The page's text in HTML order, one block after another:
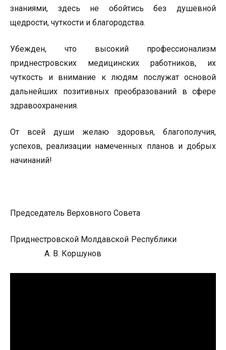
знаниями, здесь не обойтись без душевной
щедрости, чуткости и благородства.
Убежден, что высокий профессионализм
приднестровских медицинских работников, их
чуткость и внимание к людям послужат основой
дальнейших позитивных преобразований в сфере
здравоохранения.
От всей души желаю здоровья, благополучия,
успехов, реализации намеченных планов и добрых
начинаний!
Председатель Верховного Совета
Приднестровской Молдавской Республики
А. В. Коршунов